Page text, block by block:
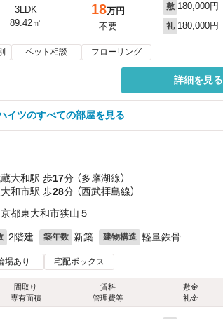
3LDK
89.42㎡
18万円
不要
敷 180,000円
礼 180,000円
ペット相談 フローリング
詳細を見る
イツのすべての部屋を見る
大和駅 歩17分 （多摩湖線）
和市駅 歩28分 （西武拝島線）
都東大和市狭山５
2階建 築年数 新築 建物構造 軽量鉄骨
場あり 宅配ボックス
間取り
専有面積
賃料
管理費等
敷金
礼金